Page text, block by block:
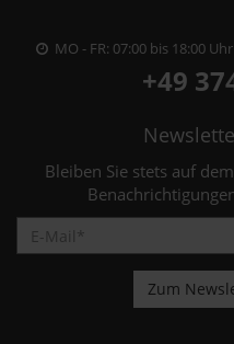
MO - FR: 07:00 bis 18:00
+49
Bleiben Sie stets auf